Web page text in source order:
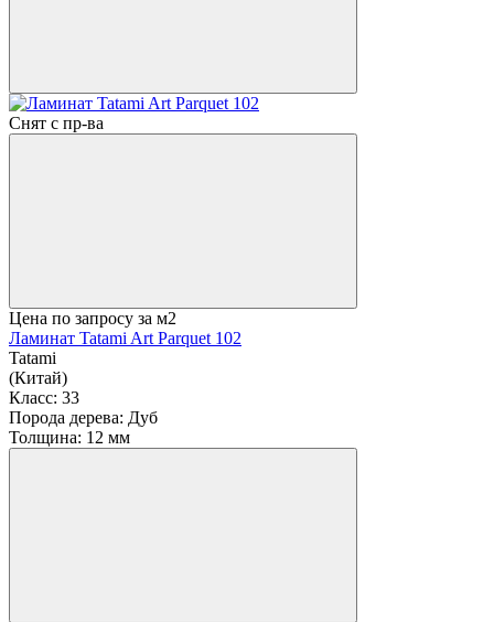
Снят с пр-ва
Цена по запросу за м2
Ламинат Tatami Art Parquet 102
Tatami
(Китай)
Класс: 33
Порода дерева: Дуб
Толщина: 12 мм